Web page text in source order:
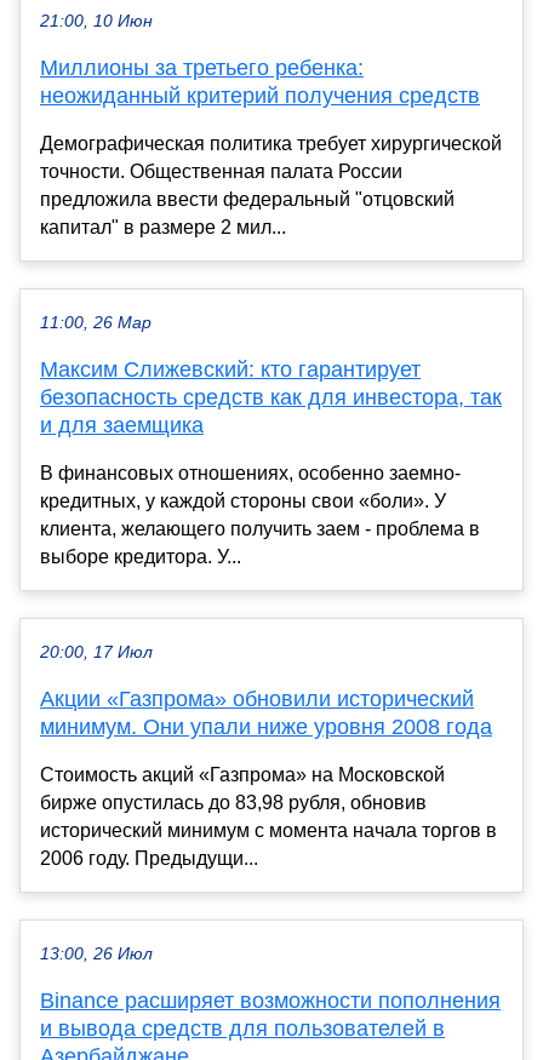
21:00, 10 Июн
Миллионы за третьего ребенка:
неожиданный критерий получения средств
Демографическая политика требует хирургической
точности. Общественная палата России
предложила ввести федеральный "отцовский
капитал" в размере 2 мил...
11:00, 26 Мар
Максим Слижевский: кто гарантирует
безопасность средств как для инвестора, так
и для заемщика
В финансовых отношениях, особенно заемно-
кредитных, у каждой стороны свои «боли». У
клиента, желающего получить заем - проблема в
выборе кредитора. У...
20:00, 17 Июл
Акции «Газпрома» обновили исторический
минимум. Они упали ниже уровня 2008 года
Стоимость акций «Газпрома» на Московской
бирже опустилась до 83,98 рубля, обновив
исторический минимум с момента начала торгов в
2006 году. Предыдущи...
13:00, 26 Июл
Binance расширяет возможности пополнения
и вывода средств для пользователей в